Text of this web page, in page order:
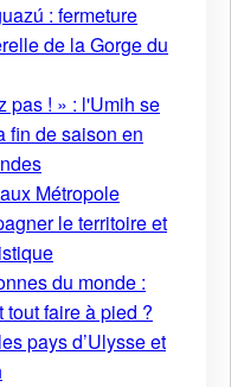
: fermeture
de la Gorge du
pas ! » : l'Umih se
fin de saison en
Métropole
le territoire et
du monde :
faire à pied ?
pays d’Ulysse et